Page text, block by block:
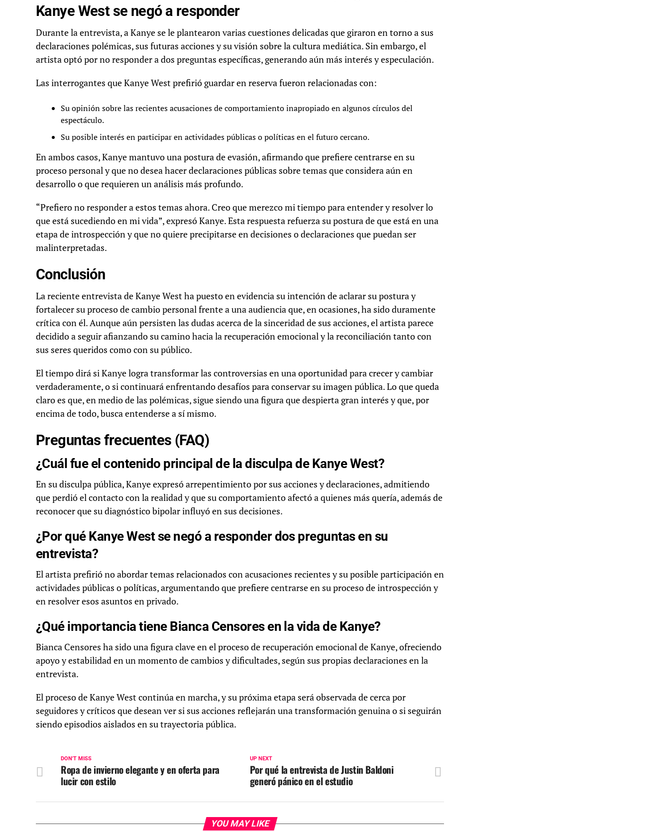
Kanye West se negó a responder
Durante la entrevista, a Kanye se le plantearon varias cuestiones delicadas que giraron en torno a sus
declaraciones polémicas, sus futuras acciones y su visión sobre la cultura mediática. Sin embargo, el
artista optó por no responder a dos preguntas específicas, generando aún más interés y especulación.
Las interrogantes que Kanye West prefirió guardar en reserva fueron relacionadas con:
Su opinión sobre las recientes acusaciones de comportamiento inapropiado en algunos círculos del
espectáculo.
Su posible interés en participar en actividades públicas o políticas en el futuro cercano.
En ambos casos, Kanye mantuvo una postura de evasión, afirmando que prefiere centrarse en su
proceso personal y que no desea hacer declaraciones públicas sobre temas que considera aún en
desarrollo o que requieren un análisis más profundo.
“Prefiero no responder a estos temas ahora. Creo que merezco mi tiempo para entender y resolver lo
que está sucediendo en mi vida”, expresó Kanye. Esta respuesta refuerza su postura de que está en una
etapa de introspección y que no quiere precipitarse en decisiones o declaraciones que puedan ser
malinterpretadas.
Conclusión
La reciente entrevista de Kanye West ha puesto en evidencia su intención de aclarar su postura y
fortalecer su proceso de cambio personal frente a una audiencia que, en ocasiones, ha sido duramente
crítica con él. Aunque aún persisten las dudas acerca de la sinceridad de sus acciones, el artista parece
decidido a seguir afianzando su camino hacia la recuperación emocional y la reconciliación tanto con
sus seres queridos como con su público.
El tiempo dirá si Kanye logra transformar las controversias en una oportunidad para crecer y cambiar
verdaderamente, o si continuará enfrentando desafíos para conservar su imagen pública. Lo que queda
claro es que, en medio de las polémicas, sigue siendo una figura que despierta gran interés y que, por
encima de todo, busca entenderse a sí mismo.
Preguntas frecuentes (FAQ)
¿Cuál fue el contenido principal de la disculpa de Kanye West?
En su disculpa pública, Kanye expresó arrepentimiento por sus acciones y declaraciones, admitiendo
que perdió el contacto con la realidad y que su comportamiento afectó a quienes más quería, además de
reconocer que su diagnóstico bipolar influyó en sus decisiones.
¿Por qué Kanye West se negó a responder dos preguntas en su
entrevista?
El artista prefirió no abordar temas relacionados con acusaciones recientes y su posible participación en
actividades públicas o políticas, argumentando que prefiere centrarse en su proceso de introspección y
en resolver esos asuntos en privado.
¿Qué importancia tiene Bianca Censores en la vida de Kanye?
Bianca Censores ha sido una figura clave en el proceso de recuperación emocional de Kanye, ofreciendo
apoyo y estabilidad en un momento de cambios y dificultades, según sus propias declaraciones en la
entrevista.
El proceso de Kanye West continúa en marcha, y su próxima etapa será observada de cerca por
seguidores y críticos que desean ver si sus acciones reflejarán una transformación genuina o si seguirán
siendo episodios aislados en su trayectoria pública.
UP NEXT
Por qué la entrevista de Justin Baldoni
generó pánico en el estudio
DON'T MISS
Ropa de invierno elegante y en oferta para
lucir con estilo
YOU MAY LIKE